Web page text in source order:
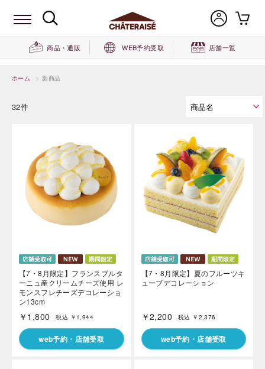
商品・通販 WEB予約受取 店舗一覧
ホーム > 新商品
32件
【7・8月限定】フランスブルタ
ーニュ産クリームチーズ使用 レ
モンスフレチーズデコレーショ
ン13cm
￥1,800 税込 ￥1,944
web予約・店舗受取
【7・8月限定】夏のフルーツキ
ューブデコレーション
￥2,200 税込 ￥2,376
web予約・店舗受取